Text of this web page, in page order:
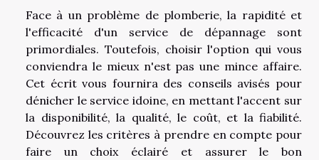
Face à un problème de plomberie, la rapidité et
l'efficacité d'un service de dépannage sont
primordiales. Toutefois, choisir l'option qui vous
conviendra le mieux n'est pas une mince affaire.
Cet écrit vous fournira des conseils avisés pour
dénicher le service idoine, en mettant l'accent sur
la disponibilité, la qualité, le coût, et la fiabilité.
Découvrez les critères à prendre en compte pour
faire un choix éclairé et assurer le bon